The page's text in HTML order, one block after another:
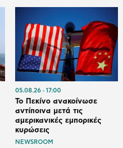
05.08.26 17:00
Το Πεκίνο ανακοίνωσε
αντίποινα μετά τις
αμερικανικές εμπορικές
κυρώσεις
NEWSROOM